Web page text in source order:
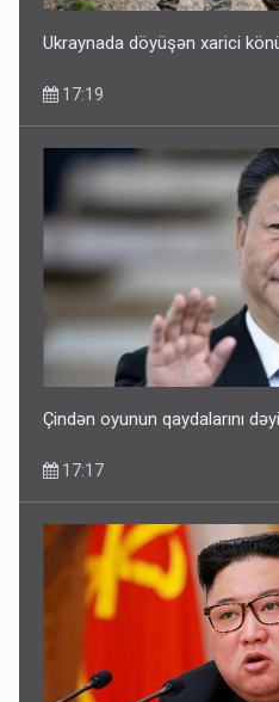
Ukraynada döyüşən xarici
17:19
Çindən oyunun qaydalarını
17:17